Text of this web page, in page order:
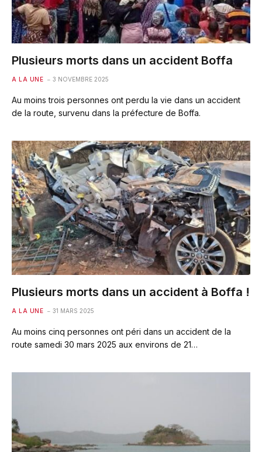
Plusieurs morts dans un accident Boffa
A LA UNE 3 NOVEMBRE 2025
Au moins trois personnes ont perdu la vie dans un accident
de la route, survenu dans la préfecture de Boffa.
Plusieurs morts dans un accident à Boffa !
A LA UNE 31 MARS 2025
Au moins cinq personnes ont péri dans un accident de la
route samedi 30 mars 2025 aux environs de 21…